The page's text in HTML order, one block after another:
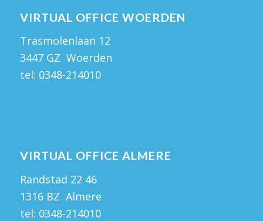
VIRTUAL OFFICE WOERDEN
Trasmolenlaan 12
3447 GZ Woerden
tel: 0348-214010
VIRTUAL OFFICE ALMERE
Randstad 22 46
1316 BZ Almere
tel: 0348-214010